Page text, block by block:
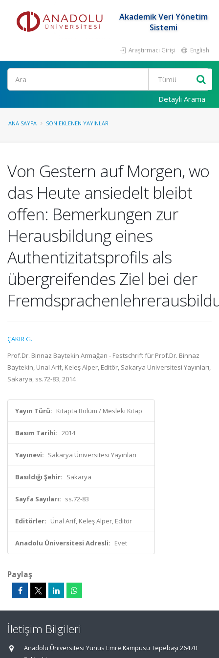
Akademik Veri Yönetim
Sistemi
Araştırmacı Girişi English
Ara
Detaylı Arama
ANA SAYFA SON EKLENEN YAYINLAR
Von Gestern auf Morgen, wo
das Heute ansiedelt bleibt
offen: Bemerkungen zur
Herausbildung eines
Authentizitatsprofils als
übergreifendes Ziel bei der
ÇAKIR G.
Prof.Dr. Binnaz Baytekin Armağan - Festschrift für Prof.Dr. Binnaz
Baytekin, Ünal Arif, Keleş Alper, Editör, Sakarya Üniversitesi Yayınları,
Sakarya, ss.72-83, 2014
Yayın Türü: Kitapta Bölüm / Mesleki Kitap
Basım Tarihi: 2014
Yayınevi: Sakarya Üniversitesi Yayınları
Basıldığı Şehir: Sakarya
Sayfa Sayıları: ss.72-83
Editörler: Ünal Arif, Keleş Alper, Editör
Anadolu Üniversitesi Adresli: Evet
Paylaş
İletişim Bilgileri
Anadolu Üniversitesi Yunus Emre Kampüsü Tepebaşı 26470